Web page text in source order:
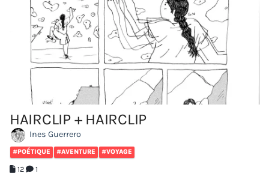
HAIRCLIP + HAIRCLIP
Ines Guerrero
#POÉTIQUE #AVENTURE #VOYAGE
12 1